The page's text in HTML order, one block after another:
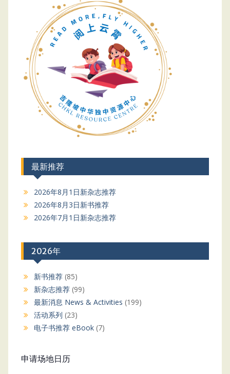
最新推荐
2026年8月1日新杂志推荐
2026年8月3日新书推荐
2026年7月1日新杂志推荐
2026年
新书推荐(85)
新杂志推荐(99)
最新消息 News & Activities (199)
活动系列 (23)
电子书推荐 eBook(7)
申请场地日历